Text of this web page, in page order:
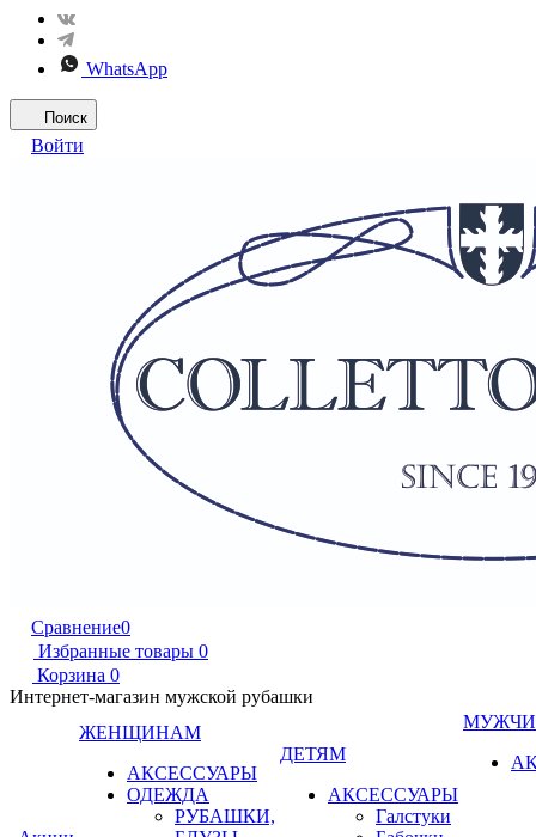
WhatsApp
Поиск
Войти
Сравнение0
Избранные товары 0
Корзина 0
Интернет-магазин мужской рубашки
ЖЕНЩИНАМ
АКСЕССУАРЫ
ОДЕЖДА
РУБАШКИ,
ДЕТЯМ
АКСЕССУАРЫ
Галстуки